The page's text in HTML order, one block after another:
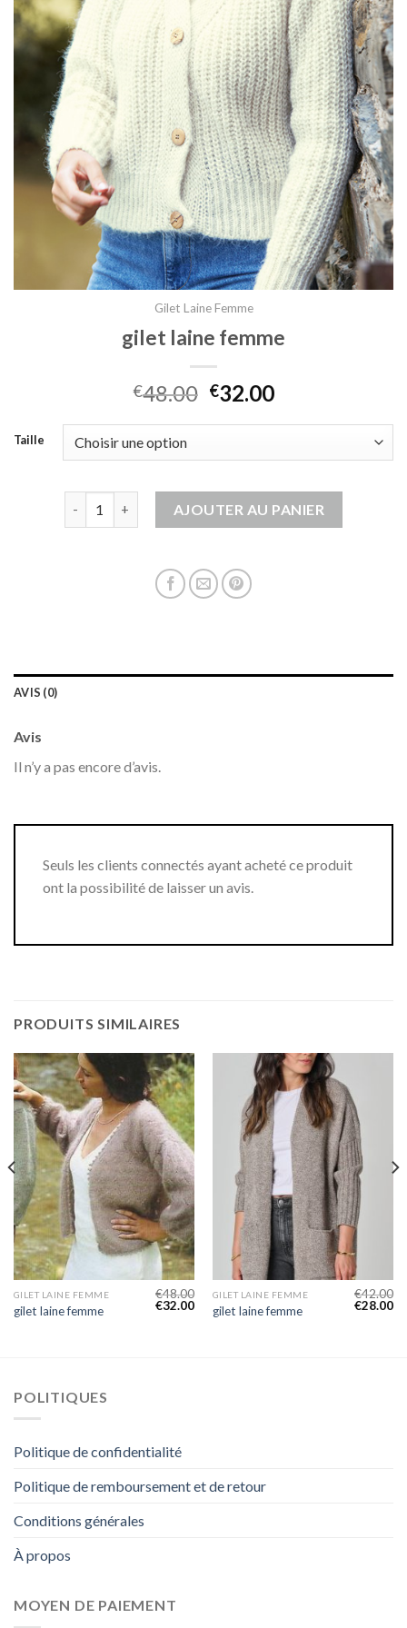
Gilet Laine Femme
gilet laine femme
€48.00 €32.00
Taille
AJOUTER AU PANIER
AVIS (0)
Avis
Il n’y a pas encore d’avis.
Seuls les clients connectés ayant acheté ce produit
ont la possibilité de laisser un avis.
PRODUITS SIMILAIRES
GILET LAINE FEMME
gilet laine femme
€48.00
€32.00
GILET LAINE FEMME
gilet laine femme
€42.00
€28.00
POLITIQUES
Politique de confidentialité
Politique de remboursement et de retour
Conditions générales
À propos
MOYEN DE PAIEMENT